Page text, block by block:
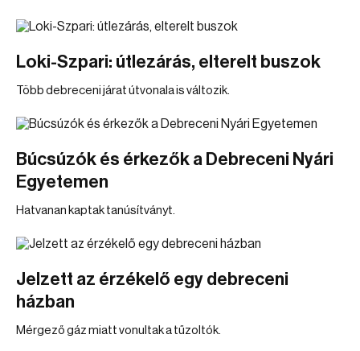
Loki-Szpari: útlezárás, elterelt buszok
Több debreceni járat útvonala is változik.
Búcsúzók és érkezők a Debreceni Nyári
Egyetemen
Hatvanan kaptak tanúsítványt.
Jelzett az érzékelő egy debreceni
házban
Mérgező gáz miatt vonultak a tűzoltók.